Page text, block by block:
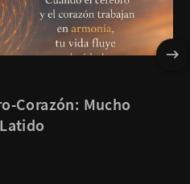
Corazón: Mucho